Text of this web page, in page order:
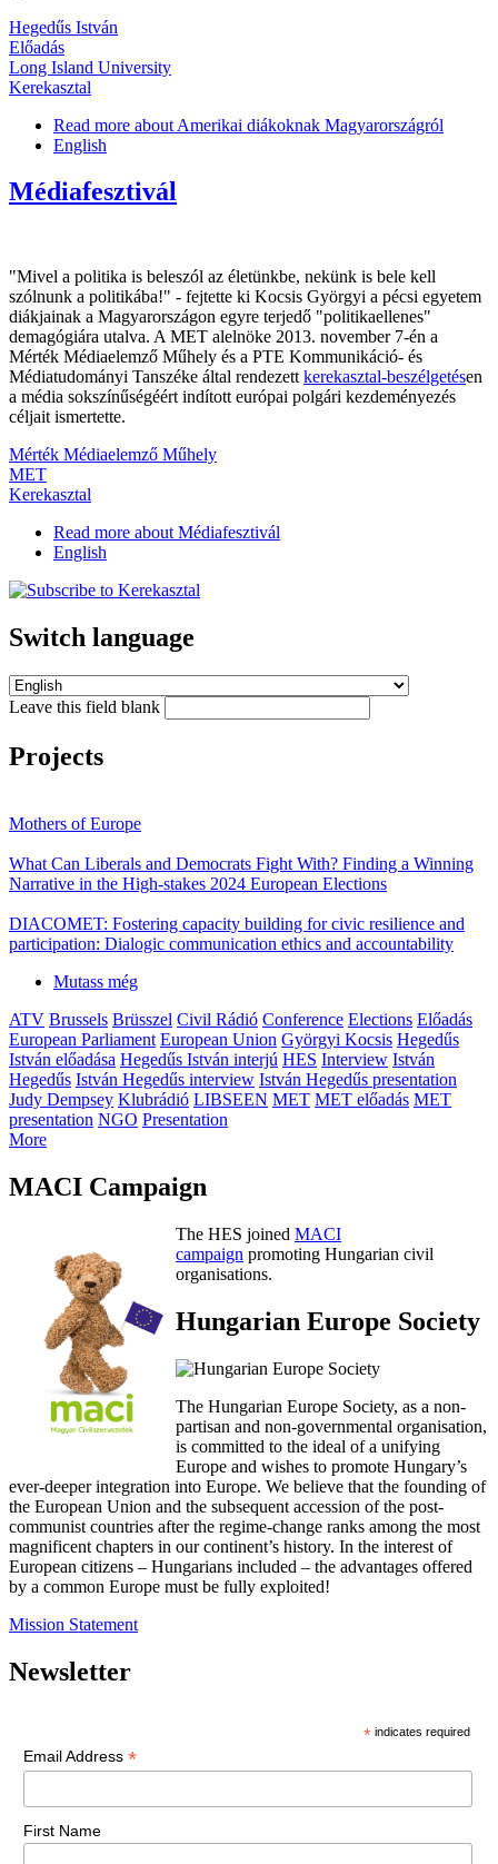
Hegedűs István
Előadás
Long Island University
Kerekasztal
Read more about Amerikai diákoknak Magyarországról
English
Médiafesztivál
"Mivel a politika is beleszól az életünkbe, nekünk is bele kell
szólnunk a politikába!" - fejtette ki Kocsis Györgyi a pécsi egyetem
diákjainak a Magyarországon egyre terjedő "politikaellenes"
demagógiára utalva. A MET alelnöke 2013. november 7-én a
Mérték Médiaelemző Műhely és a PTE Kommunikáció- és
Médiatudományi Tanszéke által rendezett kerekasztal-beszélgetésen
a média sokszínűségéért indított európai polgári kezdeményezés
céljait ismertette.
Mérték Médiaelemző Műhely
MET
Kerekasztal
Read more about Médiafesztivál
English
Switch language
Leave this field blank
Projects
Mothers of Europe
What Can Liberals and Democrats Fight With? Finding a Winning
Narrative in the High-stakes 2024 European Elections
DIACOMET: Fostering capacity building for civic resilience and
participation: Dialogic communication ethics and accountability
Mutass még
ATV Brussels Brüsszel Civil Rádió Conference Elections Előadás
European Parliament European Union Györgyi Kocsis Hegedűs
István előadása Hegedűs István interjú HES Interview István
Hegedűs István Hegedűs interview István Hegedűs presentation
Judy Dempsey Klubrádió LIBSEEN MET MET előadás MET
presentation NGO Presentation
More
MACI Campaign
The HES joined MACI
campaign promoting Hungarian civil
organisations.
Hungarian Europe Society
The Hungarian Europe Society, as a non-
partisan and non-governmental organisation,
is committed to the ideal of a unifying
Europe and wishes to promote Hungary’s
ever-deeper integration into Europe. We believe that the founding of
the European Union and the subsequent accession of the post-
communist countries after the regime-change ranks among the most
magnificent chapters in our continent’s history. In the interest of
European citizens – Hungarians included – the advantages offered
by a common Europe must be fully exploited!
Mission Statement
Newsletter
* indicates required
Email Address *
First Name